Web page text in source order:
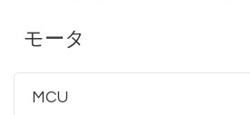
モータ
MCU